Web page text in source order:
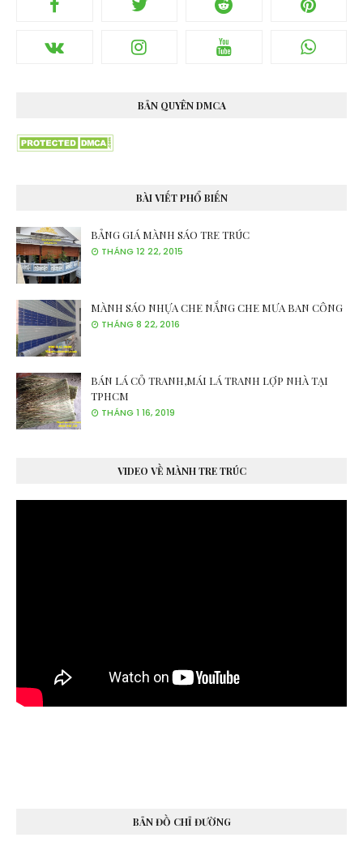
BẢN QUYÊN DMCA
BÀI VIẾT PHỔ BIẾN
BẢNG GIÁ MÀNH SÁO TRE TRÚC
THÁNG 12 22, 2015
MÀNH SÁO NHỰA CHE NẮNG CHE MƯA BAN CÔNG
THÁNG 8 22, 2016
BÁN LÁ CỎ TRANH,MÁI LÁ TRANH LỢP NHÀ TẠI
TPHCM
THÁNG 1 16, 2019
VIDEO VỀ MÀNH TRE TRÚC
BẢN ĐỒ CHỈ ĐƯỜNG